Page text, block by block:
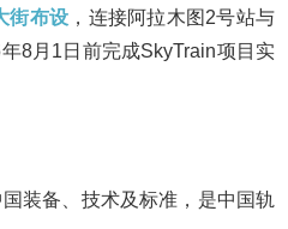
街布设 ，连接阿拉木图2号站与
8月1日前完成SkyTrain项目实
装备、技术及标准，是中国轨